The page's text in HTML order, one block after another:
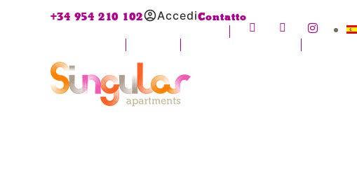
+34 954 210 102 AccediContatto